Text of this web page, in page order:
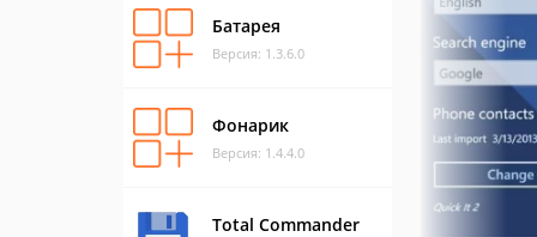
Батарея
Версия: 1.3.6.0
Фонарик
Версия: 1.4.4.0
Total Commander